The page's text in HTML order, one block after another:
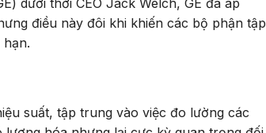
dưới thời CEO Jack Welch, GE đã áp
điều này đôi khi khiến các bộ phận tập
suất, tập trung vào việc đo lường các